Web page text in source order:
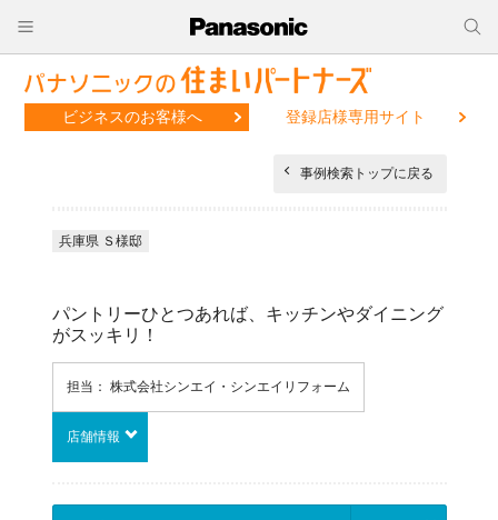
ビジネスのお客様へ 登録店様専用サイト
事例検索トップに戻る
兵庫県 Ｓ様邸
パントリーひとつあれば、キッチンやダイニング
がスッキリ！
担当： 株式会社シンエイ・シンエイリフォーム
店舗情報